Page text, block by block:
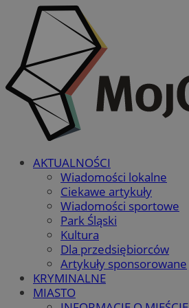
AKTUALNOŚCI
Wiadomości lokalne
Ciekawe artykuły
Wiadomości sportowe
Park Śląski
Kultura
Dla przedsiębiorców
Artykuły sponsorowane
KRYMINALNE
MIASTO